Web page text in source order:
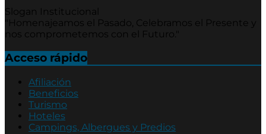
Slogan Institucional
"Homenajeamos el Pasado, Celebramos el Presente y
nos comprometemos con el Futuro."
Acceso rápido
Afiliación
Beneficios
Turismo
Hoteles
Campings, Albergues y Predios